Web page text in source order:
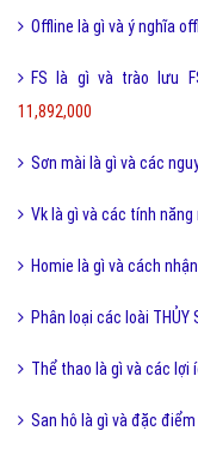
Offline là gì và ý nghĩa
FS là gì và trào lưu
11,892,000
Sơn mài là gì và các
Vk là gì và các tính
Homie là gì và cách
Phân loại các loài THỦY
Thể thao là gì và các
San hô là gì và đặc